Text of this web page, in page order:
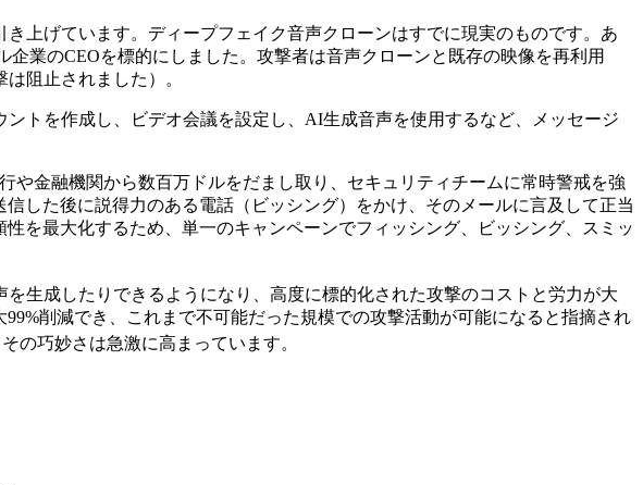
上げています。ディープフェイク音声クローンはすでに現実のものです。あ
業のCEOを標的にしました。攻撃者は音声クローンと既存の映像を再利用
阻止されました）。
トを作成し、ビデオ会議を設定し、AI生成音声を使用するなど、メッセージ
金融機関から数百万ドルをだまし取り、セキュリティチームに常時警戒を強
した後に説得力のある電話（ビッシング）をかけ、そのメールに言及して正当
を最大化するため、単一のキャンペーンでフィッシング、ビッシング、スミッ
生成したりできるようになり、高度に標的化された攻撃のコストと労力が大
削減でき、これまで不可能だった規模での攻撃活動が可能になると指摘され
の巧妙さは急激に高まっています。